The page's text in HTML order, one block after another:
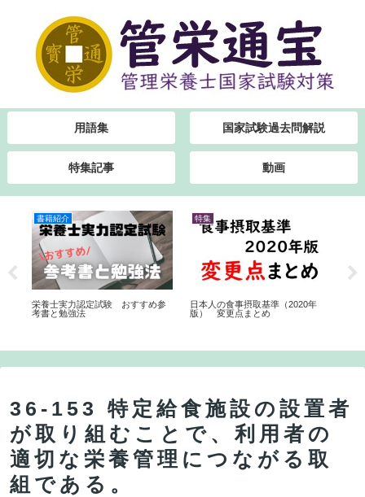
用語集 国家試験過去問解説
特集記事 動画
書籍紹介
栄養士実力認定試験 おすすめ参
考書と勉強法
特集
日本人の食事摂取基準（2020年
版） 変更点まとめ
36-153 特定給食施設の設置者
が取り組むことで、利用者の
適切な栄養管理につながる取
組である。